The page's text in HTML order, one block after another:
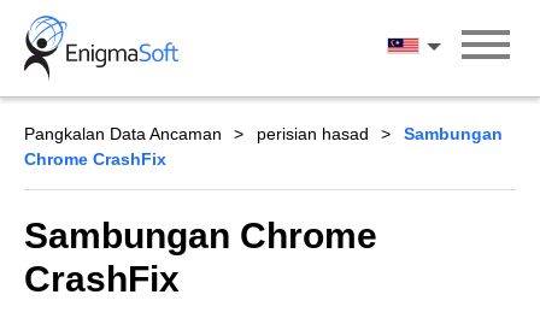
Skip
content
بهاس ملايو
Pangkalan Data Ancaman perisian hasad
Sambungan
Chrome CrashFix
Sambungan Chrome
CrashFix